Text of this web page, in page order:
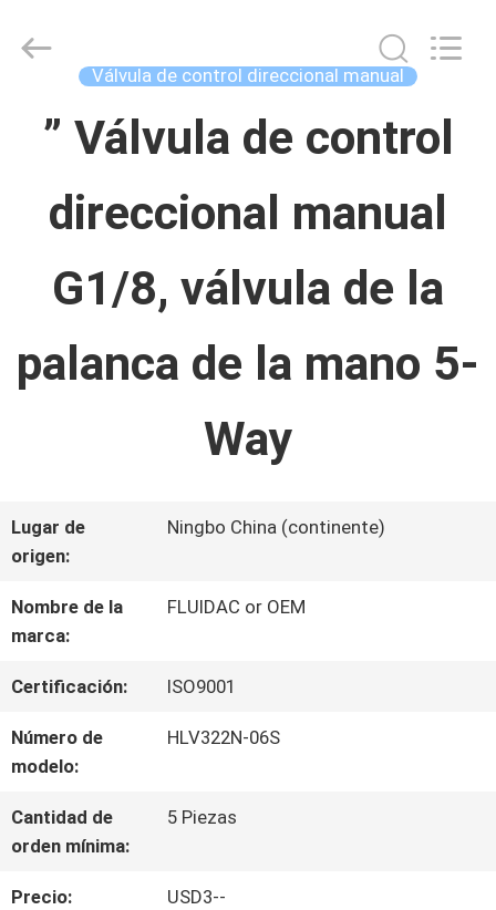
HOGAR
PRODUCTOS
SOBRE
NOSOTROS
LA
FÁBRICA
CONTROL
DE
CALIDAD
ÉNTRENOS
EN
Online
Market.
Reserved.
Developed
Válvula de control direccional manual
” Válvula de control
direccional manual
G1/8, válvula de la
palanca de la mano 5-
Way
Lugar de
origen:
Ningbo China (continente)
Nombre de la
marca:
FLUIDAC or OEM
Certificación: ISO9001
Número de
modelo:
HLV322N-06S
Cantidad de
orden mínima:
5 Piezas
Precio: USD3--